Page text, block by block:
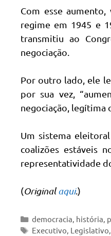
Com esse
regime em 1945 e
transmitiu ao
negociação.
Por outro lado, ele
por sua vez,
negociação, legítima
Um sistema
coalizões estáveis
representatividade
(Originalaqui.)
Categorias
democracia, história,
Tags
Executivo, Legislativo,